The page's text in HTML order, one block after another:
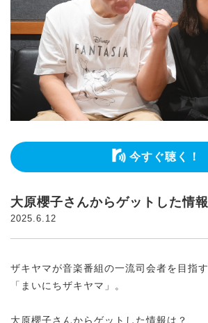
今すぐ聴く！
大原櫻子さんからゲットした情報
2025.6.12
ザキヤマが音楽番組の一流司会者を目指す
「まいにちザキヤマ」。
大原櫻子さんからゲットした情報は？